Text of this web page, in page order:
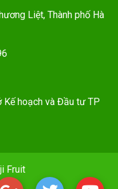
Liệt, Thành phố Hà
Kế hoạch và Đầu tư TP
Fruit